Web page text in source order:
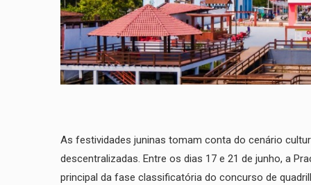
As festividades juninas tomam conta do cenário
descentralizadas. Entre os dias 17 e 21 de junho, a
principal da fase classificatória do concurso de